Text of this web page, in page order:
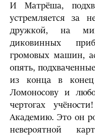
И Матрёша,
устремляется за
дружкой, на миг
диковинных
громовых машин,
опять,
из конца в конец
Ломоносову и
чертогах
Академию. Это он
невероятной